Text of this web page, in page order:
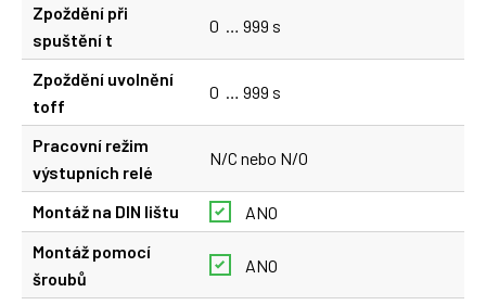
Zpoždění při
spuštění t
0 … 999 s
Zpoždění uvolnění
toff
0 … 999 s
Pracovní režim
výstupních relé
N/C nebo N/O
Montáž na DIN lištu
ANO
Montáž pomocí
šroubů
ANO